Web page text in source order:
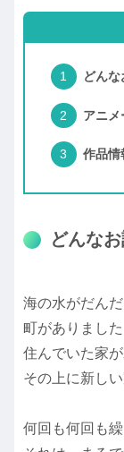
どんな
アニメ
作品情
どんなお
海の水がだん
町がありました
住んでいた家
その上に新し
何回も何回も